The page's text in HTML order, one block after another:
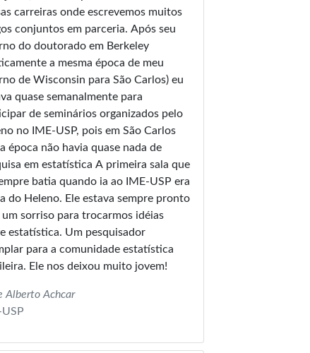
carreiras onde escrevemos muitos
conjuntos em parceria. Após seu
do doutorado em Berkeley
a mesma época de meu
de Wisconsin para São Carlos) eu
quase semanalmente para
de seminários organizados pelo
no IME-USP, pois em São Carlos
época não havia quase nada de
em estatística A primeira sala que
batia quando ia ao IME-USP era
do Heleno. Ele estava sempre pronto
sorriso para trocarmos idéias
estatística. Um pesquisador
para a comunidade estatística
Ele nos deixou muito jovem!
Alberto Achcar
USP